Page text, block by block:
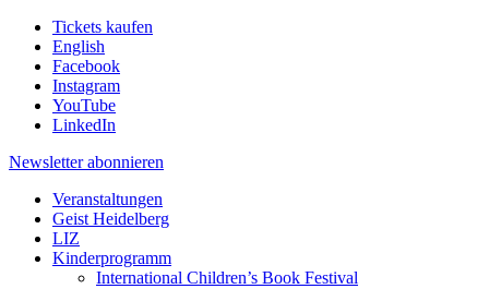
Tickets kaufen
English
Facebook
Instagram
YouTube
LinkedIn
Newsletter abonnieren
Veranstaltungen
Geist Heidelberg
LIZ
Kinderprogramm
International Children’s Book Festival